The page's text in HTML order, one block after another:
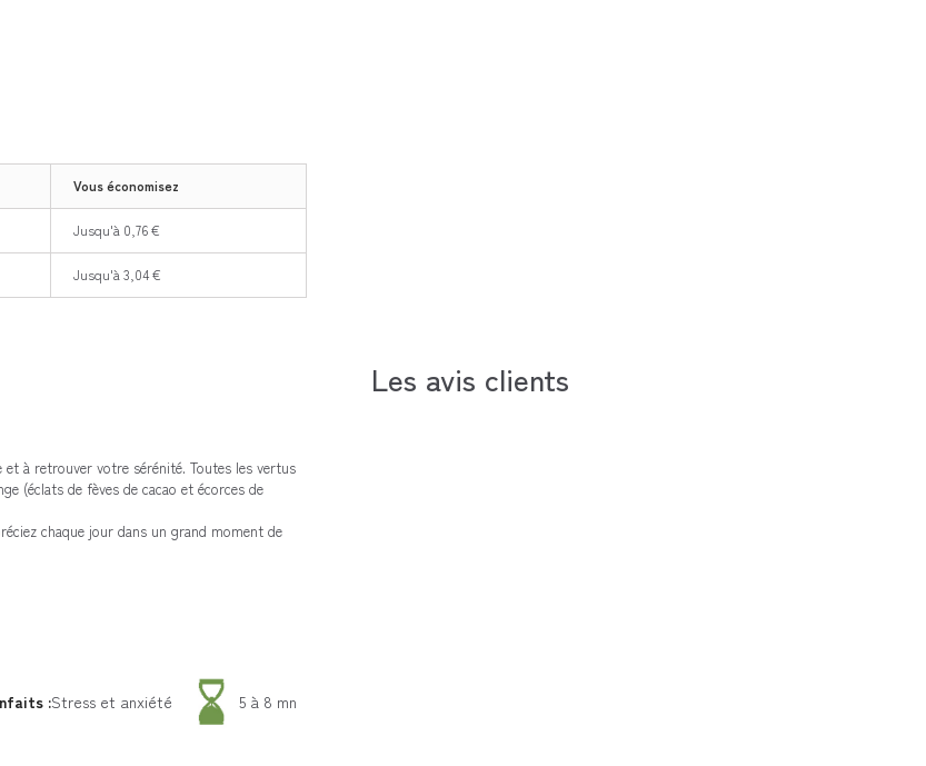
Vous économisez
Jusqu'à 0,76 €
Jusqu'à 3,04 €
et à retrouver votre sérénité. Toutes les vertus
(éclats de fèves de cacao et écorces de
chaque jour dans un grand moment de
Les avis clients
:Stress et anxiété 5 à 8 mn